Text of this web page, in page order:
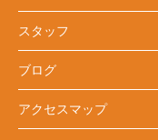
スタッフ
ブログ
アクセスマップ